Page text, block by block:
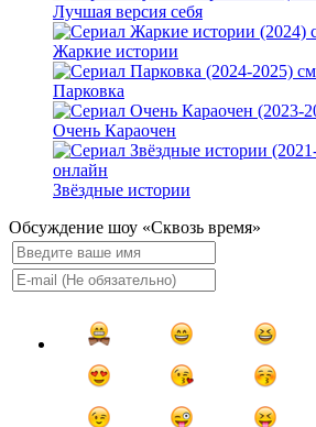
Лучшая версия себя
Жаркие истории
Парковка
Очень Караочен
Звёздные истории
Обсуждение шоу «Сквозь время»